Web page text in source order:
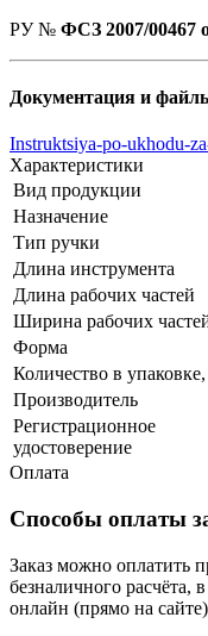
РУ № ФСЗ 2007/00467
Документация и
Instruktsiya-po-ukhodu-
Характеристики
Вид продукции
Назначение
Тип ручки
Длина инструмента
Длина рабочих частей
Ширина рабочих
Форма
Количество в
Производитель
Регистрационное
удостоверение
Оплата
Способы оплаты
Заказ можно оплатить
безналичного расчёта,
онлайн (прямо на